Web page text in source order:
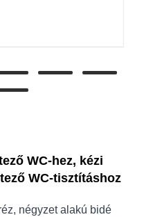
WC-hez, kézi
WC-tisztításhoz
négyzet alakú bidé